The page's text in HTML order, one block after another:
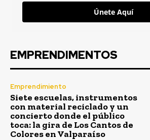
Únete Aquí
EMPRENDIMENTOS
Emprendimiento
Siete escuelas, instrumentos
con material reciclado y un
concierto donde el público
toca: la gira de Los Cantos de
Colores en Valparaíso